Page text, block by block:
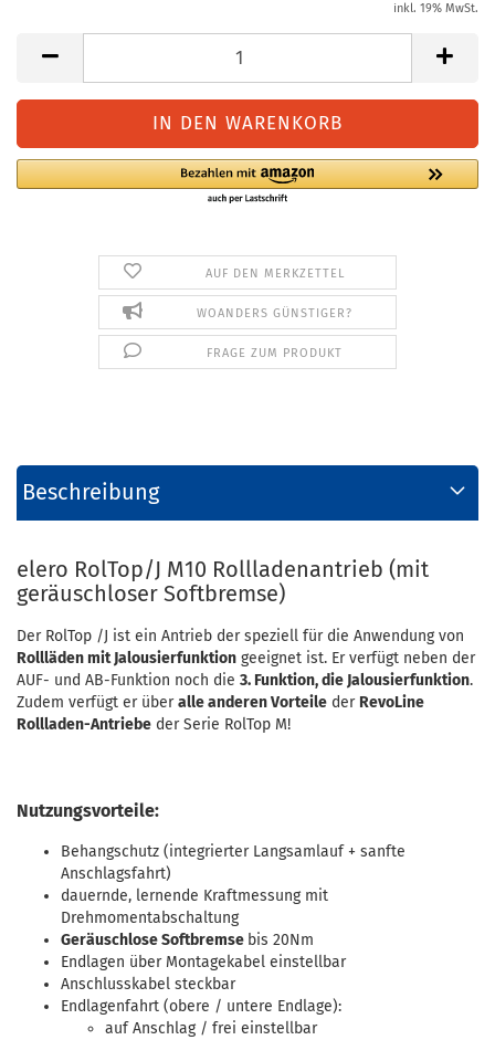
inkl. 19% MwSt.
AUF DEN MERKZETTEL
WOANDERS GÜNSTIGER?
FRAGE ZUM PRODUKT
Beschreibung
elero RolTop/J M10 Rollladenantrieb (mit
geräuschloser Softbremse)
Der RolTop /J ist ein Antrieb der speziell für die Anwendung von
Rollläden mit Jalousierfunktion geeignet ist. Er verfügt neben der
AUF- und AB-Funktion noch die 3. Funktion, die Jalousierfunktion.
Zudem verfügt er überalle anderen Vorteile der RevoLine
Rollladen-Antriebe der Serie RolTop M!
Nutzungsvorteile:
Behangschutz (integrierter Langsamlauf + sanfte
Anschlagsfahrt)
dauernde, lernende Kraftmessung mit
Drehmomentabschaltung
Geräuschlose Softbremse bis 20Nm
Endlagen über Montagekabel einstellbar
Anschlusskabel steckbar
Endlagenfahrt (obere / untere Endlage):
auf Anschlag / frei einstellbar